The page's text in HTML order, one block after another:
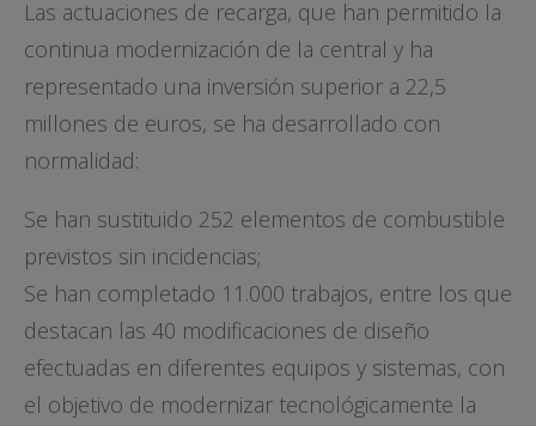
Las actuaciones de recarga, que han permitido la
continua modernización de la central y ha
representado una inversión superior a 22,5
millones de euros, se ha desarrollado con
normalidad:
Se han sustituido 252 elementos de combustible
previstos sin incidencias;
Se han completado 11.000 trabajos, entre los que
destacan las 40 modificaciones de diseño
efectuadas en diferentes equipos y sistemas, con
el objetivo de modernizar tecnológicamente la